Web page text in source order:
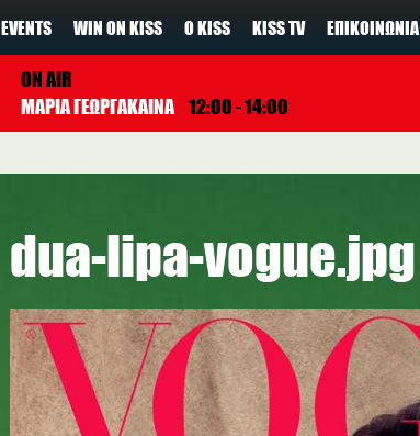
EVENTS WIN ON KISS Ο KISS KISS TV ΕΠΙΚΟΙΝΩΝΊΑ
ON AIR
ΜΑΡΙΑ ΓΕΩΡΓΑΚΑΙΝΑ 12:00 - 14:00
dua-lipa-vogue.jpg